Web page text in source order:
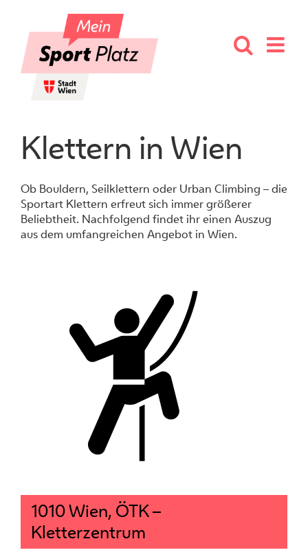
content
Klettern in Wien
Ob Bouldern, Seilklettern oder Urban Climbing – die
Sportart Klettern erfreut sich immer größerer
Beliebtheit. Nachfolgend findet ihr einen Auszug
aus dem umfangreichen Angebot in Wien.
1010 Wien, ÖTK –
Kletterzentrum